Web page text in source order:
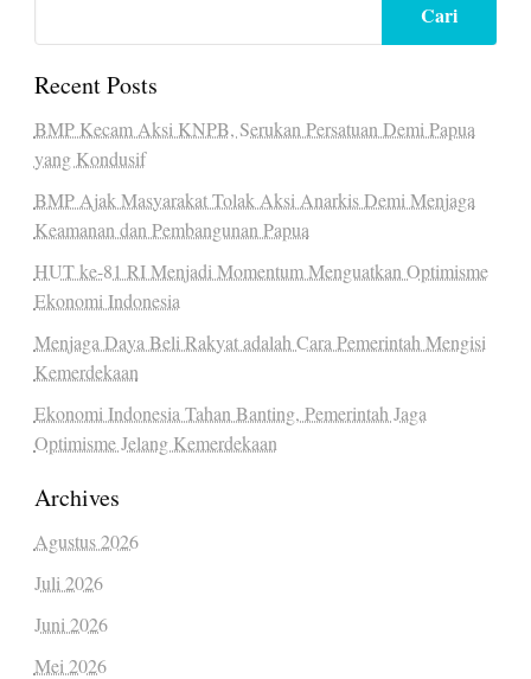
Cari
Recent Posts
BMP Kecam Aksi KNPB, Serukan Persatuan Demi Papua
yang Kondusif
BMP Ajak Masyarakat Tolak Aksi Anarkis Demi Menjaga
Keamanan dan Pembangunan Papua
HUT ke-81 RI Menjadi Momentum Menguatkan Optimisme
Ekonomi Indonesia
Menjaga Daya Beli Rakyat adalah Cara Pemerintah Mengisi
Kemerdekaan
Ekonomi Indonesia Tahan Banting, Pemerintah Jaga
Optimisme Jelang Kemerdekaan
Archives
Agustus 2026
Juli 2026
Juni 2026
Mei 2026